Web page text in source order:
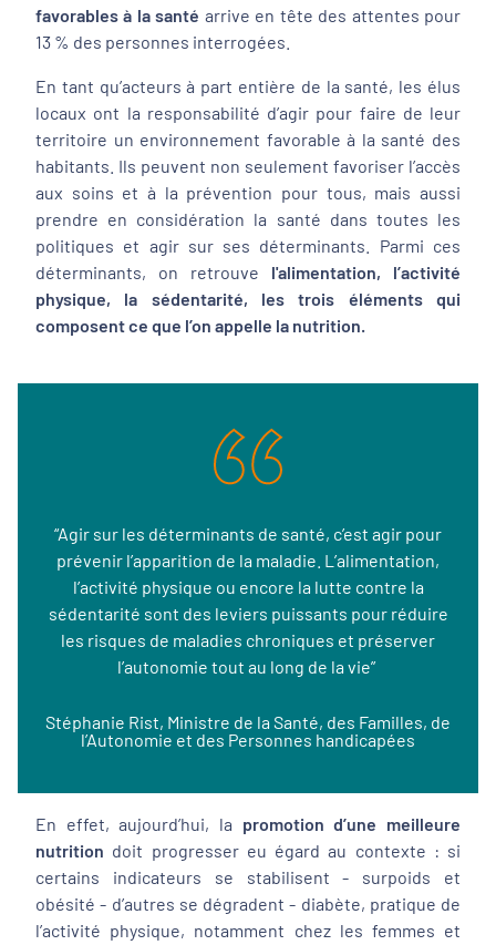
favorables à la santé arrive en tête des attentes pour
13 % des personnes interrogées.
En tant qu’acteurs à part entière de la santé, les élus
locaux ont la responsabilité d’agir pour faire de leur
territoire un environnement favorable à la santé des
habitants. Ils peuvent non seulement favoriser l’accès
aux soins et à la prévention pour tous, mais aussi
prendre en considération la santé dans toutes les
politiques et agir sur ses déterminants. Parmi ces
déterminants, on retrouve l'alimentation, l’activité
physique, la sédentarité, les trois éléments qui
composent ce que l’on appelle la nutrition.
“Agir sur les déterminants de santé, c’est agir pour
prévenir l’apparition de la maladie. L’alimentation,
l’activité physique ou encore la lutte contre la
sédentarité sont des leviers puissants pour réduire
les risques de maladies chroniques et préserver
l’autonomie tout au long de la vie”
Stéphanie Rist, Ministre de la Santé, des Familles, de
l’Autonomie et des Personnes handicapées
En effet, aujourd’hui, la promotion d’une meilleure
nutrition doit progresser eu égard au contexte : si
certains indicateurs se stabilisent - surpoids et
obésité - d’autres se dégradent - diabète, pratique de
l’activité physique, notamment chez les femmes et